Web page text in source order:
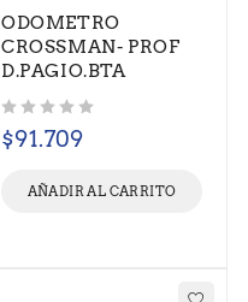
ODOMETRO
CROSSMAN- PROF
D.PAGIO.BTA
$91.709
AÑADIR AL CARRITO